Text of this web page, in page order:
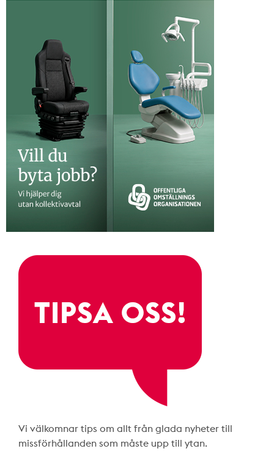
Vi välkomnar tips om allt från glada nyheter till
missförhållanden som måste upp till ytan.